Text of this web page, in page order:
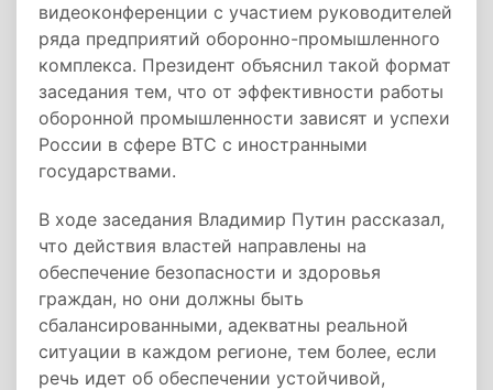
видеоконференции с участием руководителей
ряда предприятий оборонно-промышленного
комплекса. Президент объяснил такой формат
заседания тем, что от эффективности работы
оборонной промышленности зависят и успехи
России в сфере ВТС с иностранными
государствами.
В ходе заседания Владимир Путин рассказал,
что действия властей направлены на
обеспечение безопасности и здоровья
граждан, но они должны быть
сбалансированными, адекватны реальной
ситуации в каждом регионе, тем более, если
речь идет об обеспечении устойчивой,